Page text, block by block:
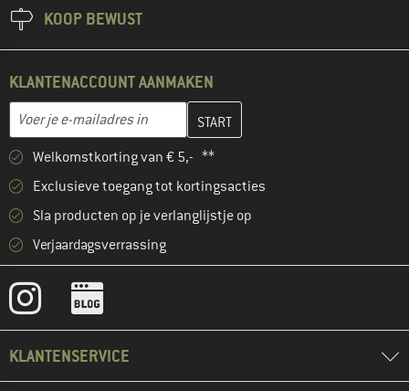
KOOP BEWUST
KLANTENACCOUNT AANMAKEN
E-mailadres
Vul je e-mailadres hier in en maak in de volgende stap je
Welkomstkorting van € 5,- **
Exclusieve toegang tot kortingsacties
Sla producten op je verlanglijstje op
Verjaardagsverrassing
KLANTENSERVICE